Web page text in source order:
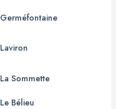
Germéfontaine
Laviron
La Sommette
Le Bélieu